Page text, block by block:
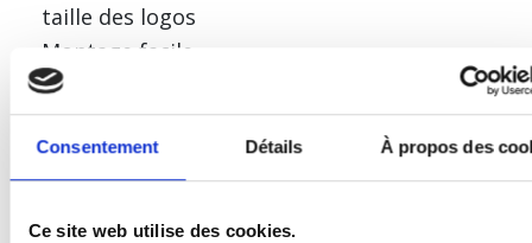
Consentement Détails À propos des
Ce site web utilise des cookies.
taille des logos
Montage facile
Logos utilisables sur toute la série MagSeal
Les logos doivent être fournis par le client sur
demande. Envoyer àLogo@iddparts.de